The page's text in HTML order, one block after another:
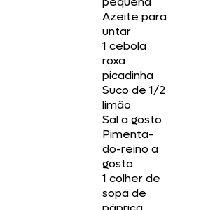
Azeite para
untar
1 cebola
roxa
picadinha
Suco de 1/2
limão
Sal a gosto
Pimenta-
do-reino a
gosto
1 colher de
sopa de